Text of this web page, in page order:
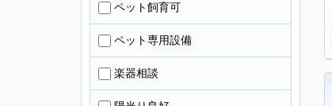
ペット飼育可
ペット専用設備
楽器相談